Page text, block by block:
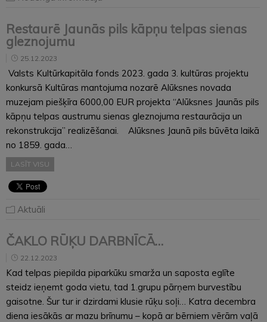
Restaurē Jaunās pils kāpņu telpas sienas
gleznojumu
25.12.2023
Valsts Kultūrkapitāla fonds 2023. gada 3. kultūras projektu
konkursā Kultūras mantojuma nozarē Alūksnes novada
muzejam piešķīra 6000,00 EUR projekta “Alūksnes Jaunās pils
kāpņu telpas austrumu sienas gleznojuma restaurācija un
rekonstrukcija” realizēšanai. Alūksnes Jaunā pils būvēta laikā
no 1859. gada…
LASĪT VISU
Aktuāli
ČAKLO RŪĶU DARBNĪCĀ…
22.12.2023
Kad telpas piepilda piparkūku smarža un saposta eglīte
steidz ieņemt goda vietu, tad 1.grupu pārņem burvestību
gaisotne. Šur tur ir dzirdami klusie rūķu soļi… Katra decembra
diena iesākās ar mazu brīnumu – kopā ar bērniem vērām vaļā